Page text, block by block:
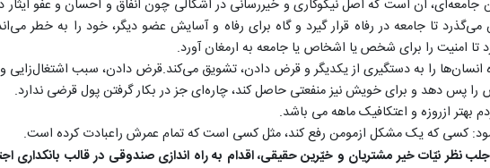
آن است که اصل نیکوکاری و خیررسانی در ‌اشکالی چون انفاق و احسان و عفو ایثار
تا جامعه در رفاه قرار گیرد و گاه برای رفاه و آسایش عضو دیگر، خود را به خطر
امنیت را برای شخص یا ‌اشخاص یا جامعه به ارمغان آورد.
انسان‌ها را به دستگیری از یکدیگر و قرض دادن، تشویق می‌کند.قرض دادن، سبب ‌اشتغال‌زایی و
پس دهد و برای خویش نیز منفعتی حاصل کند، چاره‌ای جز در بکار گرفتن پول قرضی ندارد.
بهتر ازروزه و اعتکافیک ماهه می ­باشد.
کسی که یک مشکل ازمومن رفع کند، مثل کسی است که تمام عمرش راعبادت کرده است.
نظر نیّات خیر مشتریان و خیّرین حقیقی، اقدام به راه اندازی صندوقی در قالب بانکداری